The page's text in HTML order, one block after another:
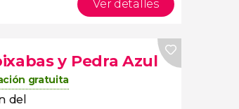
Ver detalles
y Pedra Azul
gratuita
del